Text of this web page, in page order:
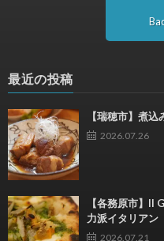
最近の投稿
【瑞穂市】煮
2026.07.26
【各務原市】Il
力派イタリアン
2026.07.21